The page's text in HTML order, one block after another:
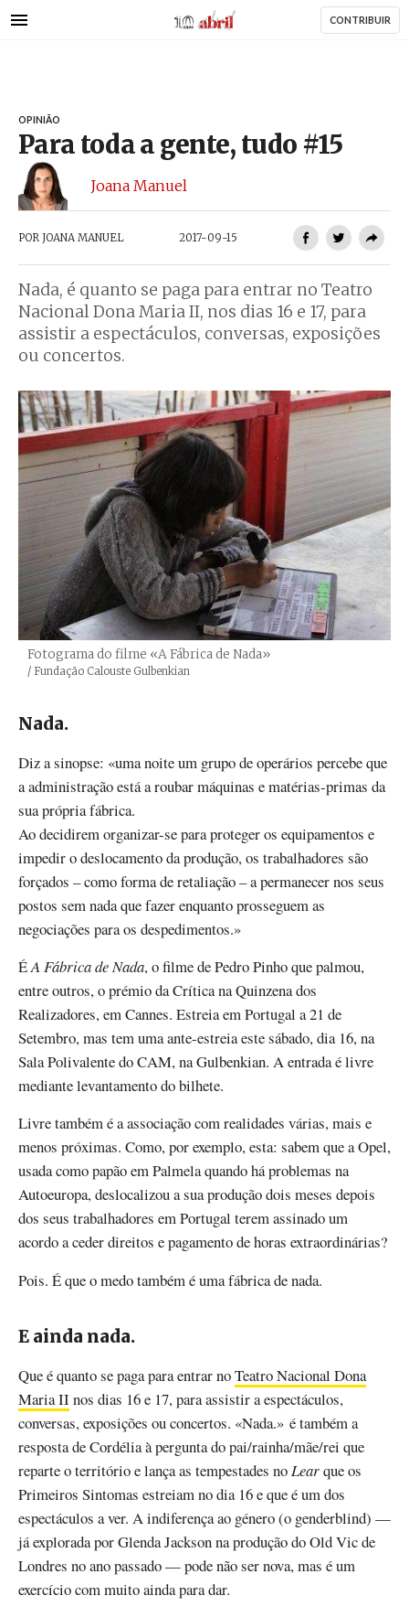
para
AbrilAbril CONTRIBUIR
OPINIÃO
Para toda a gente, tudo #15
Joana Manuel
POR JOANA MANUEL 2017-09-15
Nada, é quanto se paga para entrar no Teatro
Nacional Dona Maria II, nos dias 16 e 17, para
assistir a espectáculos, conversas, exposições
ou concertos.
Fotograma do filme «A Fábrica de Nada»
Créditos
/ Fundação Calouste Gulbenkian
Nada.
Diz a sinopse: «uma noite um grupo de operários percebe que
a administração está a roubar máquinas e matérias-primas da
sua própria fábrica.
Ao decidirem organizar-se para proteger os equipamentos e
impedir o deslocamento da produção, os trabalhadores são
forçados – como forma de retaliação – a permanecer nos seus
postos sem nada que fazer enquanto prosseguem as
negociações para os despedimentos.»
ÉA Fábrica de Nada, o filme de Pedro Pinho que palmou,
entre outros, o prémio da Crítica na Quinzena dos
Realizadores, em Cannes. Estreia em Portugal a 21 de
Setembro, mas tem uma ante-estreia este sábado, dia 16, na
Sala Polivalente do CAM, na Gulbenkian. A entrada é livre
mediante levantamento do bilhete.
Livre também é a associação com realidades várias, mais e
menos próximas. Como, por exemplo, esta: sabem que a Opel,
usada como papão em Palmela quando há problemas na
Autoeuropa, deslocalizou a sua produção dois meses depois
dos seus trabalhadores em Portugal terem assinado um
acordo a ceder direitos e pagamento de horas extraordinárias?
Pois. É que o medo também é uma fábrica de nada.
E ainda nada.
Que é quanto se paga para entrar noTeatro Nacional Dona
Maria II nos dias 16 e 17, para assistir a espectáculos,
conversas, exposições ou concertos. «Nada.» é também a
resposta de Cordélia à pergunta do pai/rainha/mãe/rei que
reparte o território e lança as tempestades noLearque os
Primeiros Sintomas estreiam no dia 16 e que é um dos
espectáculos a ver. A indiferença ao género (o genderblind) —
já explorada por Glenda Jackson na produção do Old Vic de
Londres no ano passado — pode não ser nova, mas é um
exercício com muito ainda para dar.